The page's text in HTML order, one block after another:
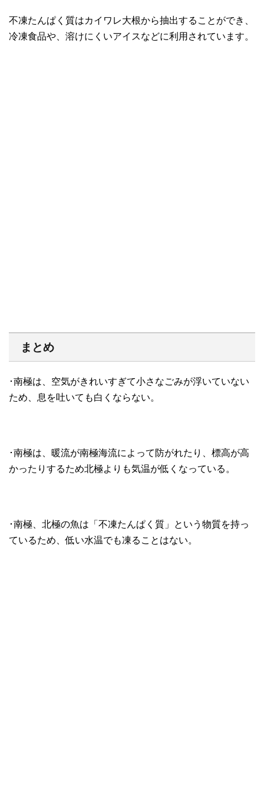
不凍たんぱく質はカイワレ大根から抽出することができ、
冷凍食品や、溶けにくいアイスなどに利用されています。
まとめ
･南極は、空気がきれいすぎて小さなごみが浮いていない
ため、息を吐いても白くならない。
･南極は、暖流が南極海流によって防がれたり、標高が高
かったりするため北極よりも気温が低くなっている。
･南極、北極の魚は「不凍たんぱく質」という物質を持っ
ているため、低い水温でも凍ることはない。